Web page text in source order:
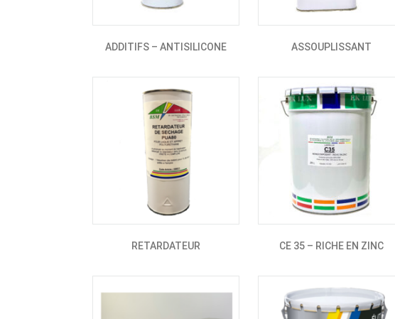
ADDITIFS – ANTISILICONE ASSOUPLISSANT
RETARDATEUR CE 35 – RICHE EN ZINC